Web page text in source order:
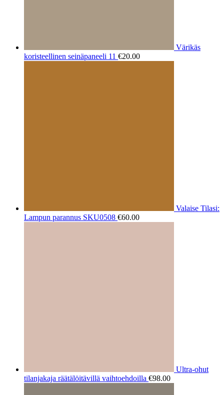
Värikäs
koristeellinen seinäpaneeli 11 €20.00
Valaise Tilasi:
Lampun parannus SKU0508 €60.00
Ultra-ohut
tilanjakaja räätälöitävillä vaihtoehdoilla €98.00